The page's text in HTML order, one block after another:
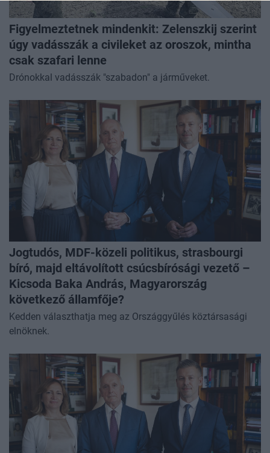
Figyelmeztetnek mindenkit: Zelenszkij szerint
úgy vadásszák a civileket az oroszok, mintha
csak szafari lenne
Drónokkal vadásszák "szabadon" a járműveket.
Jogtudós, MDF-közeli politikus, strasbourgi
bíró, majd eltávolított csúcsbírósági vezető –
Kicsoda Baka András, Magyarország
következő államfője?
Kedden választhatja meg az Országgyűlés köztársasági
elnöknek.